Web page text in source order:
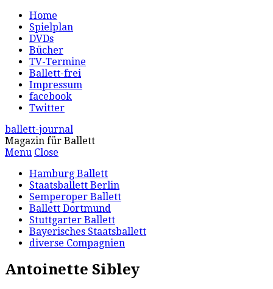
Home
Spielplan
DVDs
Bücher
TV-Termine
Ballett-frei
Impressum
facebook
Twitter
ballett-journal
Magazin für Ballett
Menu Close
Hamburg Ballett
Staatsballett Berlin
Semperoper Ballett
Ballett Dortmund
Stuttgarter Ballett
Bayerisches Staatsballett
diverse Compagnien
Antoinette Sibley